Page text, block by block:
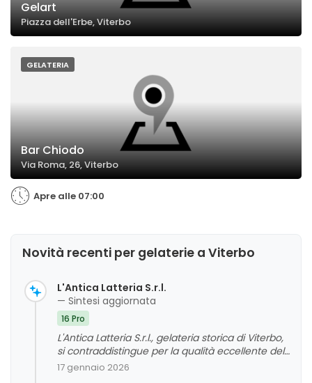
Gelart
Piazza dell'Erbe, Viterbo
GELATERIA
Bar Chiodo
Via Roma, 26, Viterbo
Apre alle 07:00
Novità recenti per gelaterie a Viterbo
L'Antica Latteria S.r.l.
— Sintesi aggiornata
16 Pro
L'Antica Latteria S.r.l., gelateria storica di Viterbo,
si contraddistingue per la qualità eccellente del
gelato artigianale, apprezzato per la cremosità, il
17 gennaio 2026